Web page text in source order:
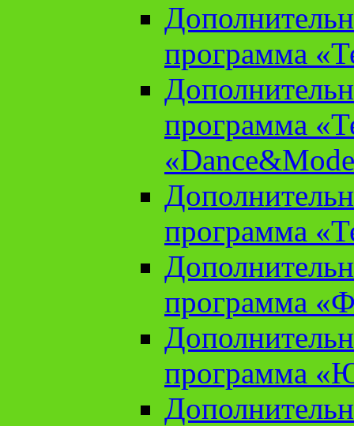
программа
программа
программа
программа
программа